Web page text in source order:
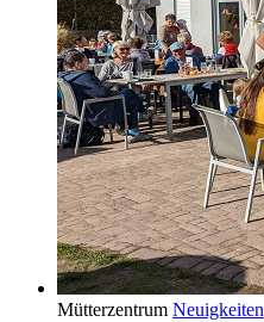
Mütterzentrum Neuigkeiten